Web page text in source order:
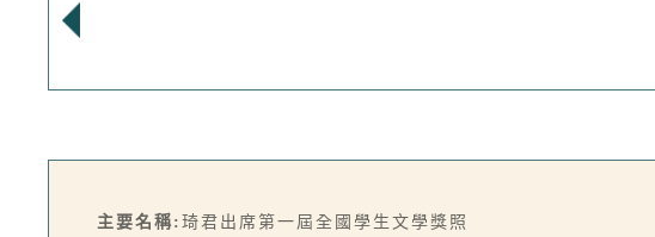
主要名稱: 琦君出席第一屆全國學生文學獎照